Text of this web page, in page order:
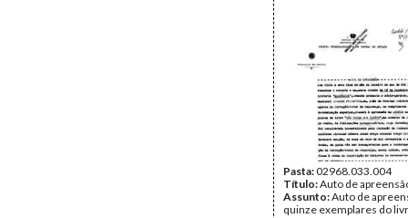
Pasta:02968.033.004
Título:Auto de
Assunto:Auto de
quinze exemplares do